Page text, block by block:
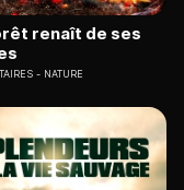
renaît de ses
NATURE